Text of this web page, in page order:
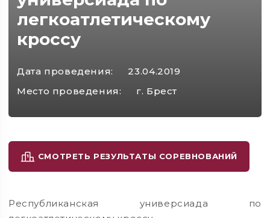
легкоатлетическому
кроссу
Дата проведения:
23.04.2019
Место проведения:
г. Брест
СМОТРЕТЬ РЕЗУЛЬТАТЫ СОРЕВНОВАНИЙ
Республиканская универсиада по